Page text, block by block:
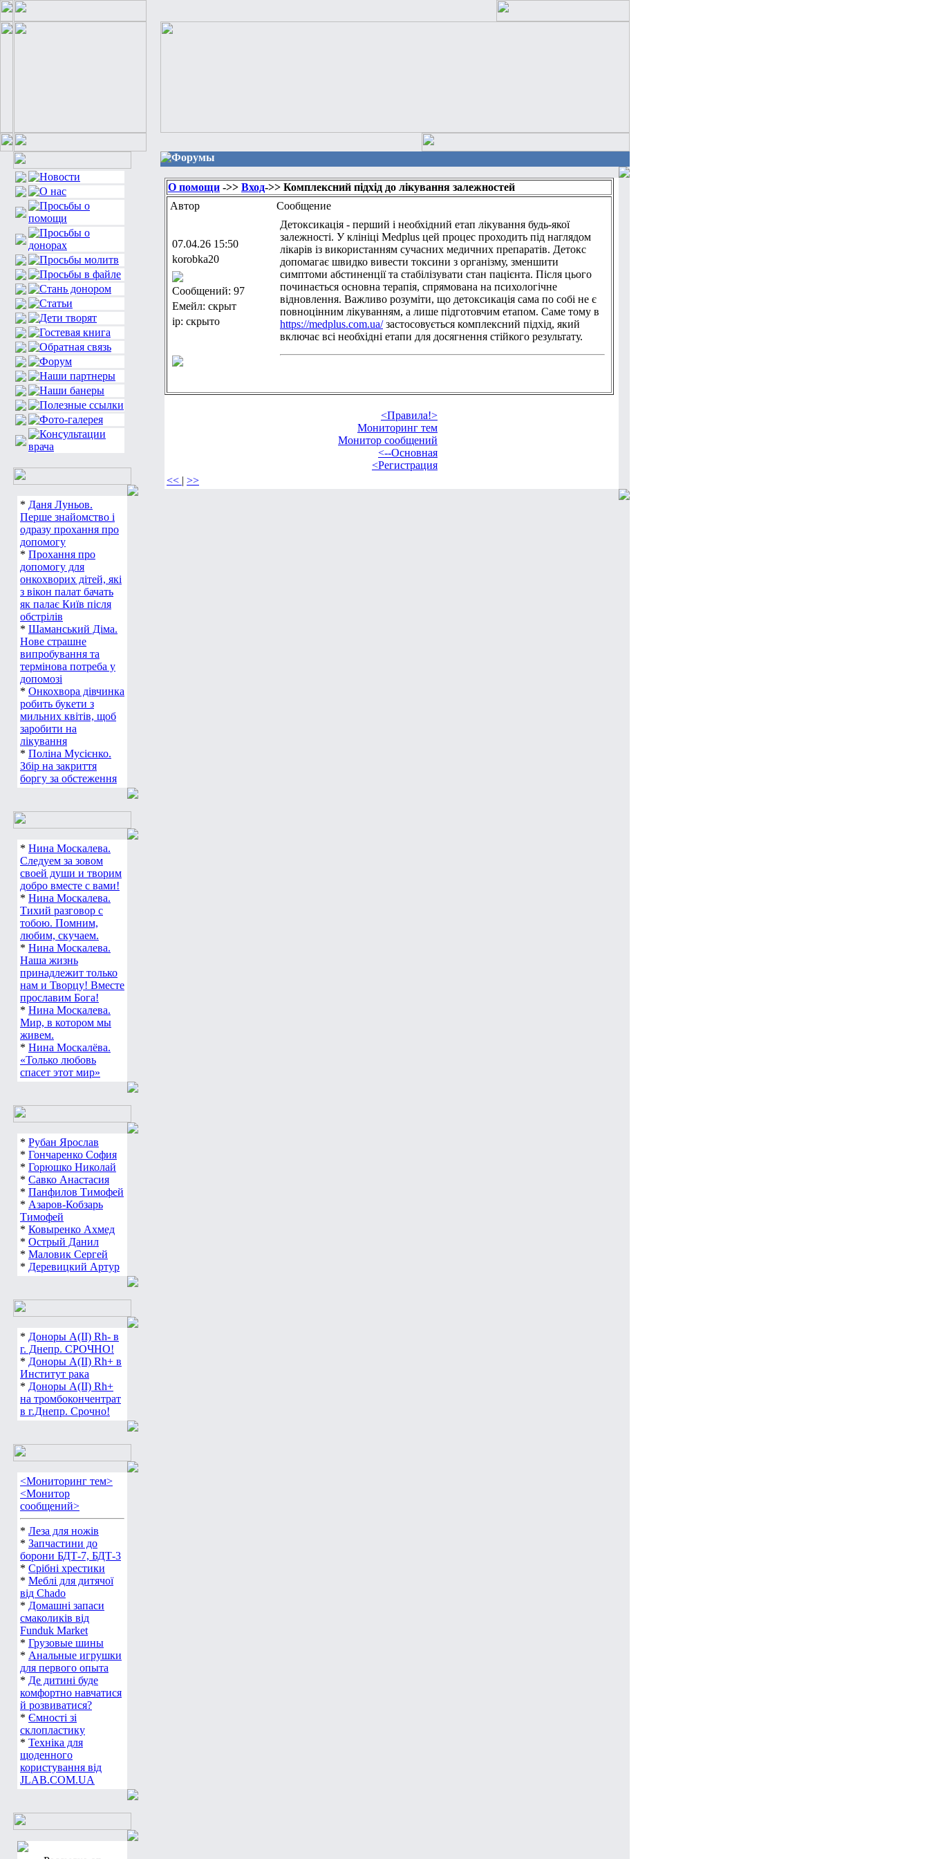
* Даня Луньов.
Перше знайомство і
одразу прохання про
допомогу
* Прохання про
допомогу для
онкохворих дітей, які
з вікон палат бачать
як палає Київ після
обстрілів
* Шаманський Діма.
Нове страшне
випробування та
термінова потреба у
допомозі
* Онкохвора дівчинка
робить букети з
мильних квітів, щоб
заробити на
лікування
* Поліна Мусієнко.
Збір на закриття
боргу за обстеження
* Нина Москалева.
Следуем за зовом
своей души и творим
добро вместе с вами!
* Нина Москалева.
Тихий разговор с
тобою. Помним,
любим, скучаем.
* Нина Москалева.
Наша жизнь
принадлежит только
нам и Творцу! Вместе
прославим Бога!
* Нина Москалева.
Мир, в котором мы
живем.
* Нина Москалёва.
«Только любовь
спасет этот мир»
* Рубан Ярослав
* Гончаренко София
* Горюшко Николай
* Савко Анастасия
* Панфилов Тимофей
* Азаров-Кобзарь
Тимофей
* Ковыренко Ахмед
* Острый Данил
* Маловик Сергей
* Деревицкий Артур
* Доноры А(ІІ) Rh- в
г. Днепр. СРОЧНО!
* Доноры А(ІІ) Rh+ в
Институт рака
* Доноры А(ІІ) Rh+
на тромбокончентрат
в г.Днепр. Срочно!
<Мониторинг тем>
<Монитор
сообщений>
* Леза для ножів
* Запчастини до
борони БДТ-7, БДТ-3
* Срібні хрестики
* Меблі для дитячої
від Chado
* Домашні запаси
смаколиків від
Funduk Market
* Грузовые шины
* Анальные игрушки
для первого опыта
* Де дитині буде
комфортно навчатися
й розвиватися?
* Ємності зі
склопластику
* Техніка для
щоденного
користування від
JLAB.COM.UA
Форумы
О помощи ->> Вход->> Комплексний підхід до лікування залежностей
Автор
Сообщение
07.04.26 15:50
korobka20
Сообщений: 97
Емейл: скрыт
ip: скрыто
Детоксикація - перший і необхідний етап лікування будь-якої
залежності. У клініці Medplus цей процес проходить під наглядом
лікарів із використанням сучасних медичних препаратів. Детокс
допомагає швидко вивести токсини з організму, зменшити
симптоми абстиненції та стабілізувати стан пацієнта. Після цього
починається основна терапія, спрямована на психологічне
відновлення. Важливо розуміти, що детоксикація сама по собі не є
повноцінним лікуванням, а лише підготовчим етапом. Саме тому в
https://medplus.com.ua/застосовується комплексний підхід, який
включає всі необхідні етапи для досягнення стійкого результату.
<Правила!>
Мониторинг тем
Монитор сообщений
<--Основная
<Регистрация
<< | >>